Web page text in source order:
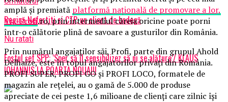
Regină Nefertiti si CTP, un client de bodegă
Nu ratati
Fostul şef SPP: ‘Sper să îl sensibilizez să ni se alăture’/ KLAUS
IOHANNIS LA POARTA NOUA!!!
amplă și premiată platformă națională de promovare a lor,
Via-Profi.ro, prin intermediul căreia oricine poate porni
într-o călătorie plină de savoare a gusturilor din România.
Prin numărul angajaților săi, Profi, parte din grupul Ahold
Delhaize, este în topul angajatorilor privați din România.
PROFI SUPER, PROFI GO și PROFI LOCO, formatele de
magazin ale rețelei, au o gamă de 5.000 de produse
apreciate de cei peste 1,6 milioane de clienți care zilnic își